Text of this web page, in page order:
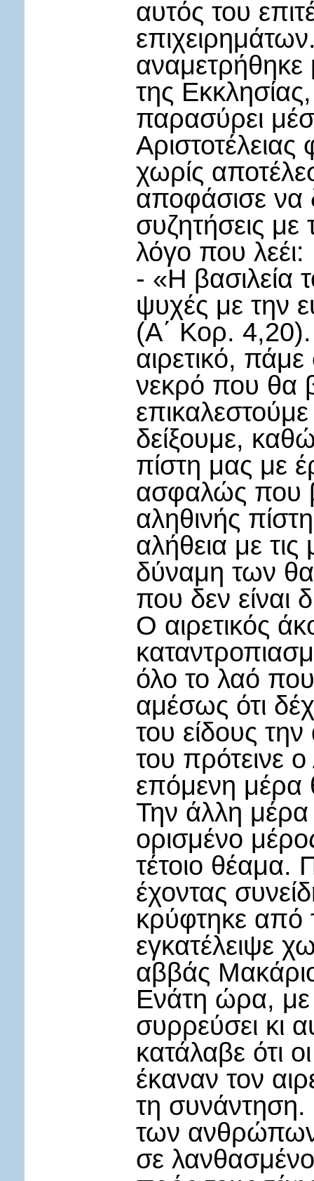
αυτός του
αναμετρήθηκε
της
παρασύρει
χωρίς
αποφάσισε να
συζητήσεις με
λόγο που λεέι:
- «Η βασιλεία
ψυχές με την
(Α΄ Κορ. 4,20).
αιρετικό,
νεκρό που θα
δείξουμε,
πίστη μας με
ασφαλώς που
αληθινής
αλήθεια με
δύναμη των
που δεν είναι
Ο αιρετικός
όλο το λαό
αμέσως ότι
του είδους
του πρότεινε
επόμενη μέρα
Την άλλη μέρα
ορισμένο
τέτοιο θέαμα.
έχοντας
κρύφτηκε από
εγκατέλειψε
αββάς
Ενάτη ώρα, με
συρρεύσει κι
κατάλαβε ότι
έκαναν τον
τη συνάντηση.
των ανθρώπων,
σε